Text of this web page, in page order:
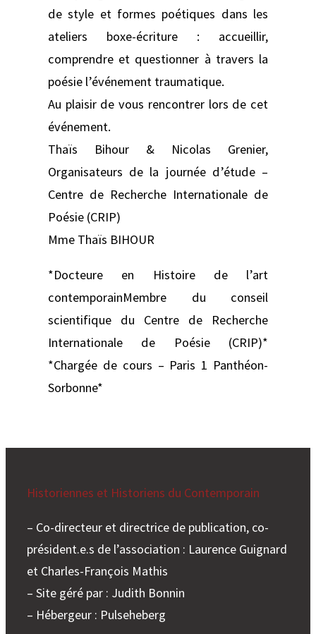
de style et formes poétiques dans les
ateliers boxe-écriture : accueillir,
comprendre et questionner à travers la
poésie l’événement traumatique.
Au plaisir de vous rencontrer lors de cet
événement.
Thaïs Bihour & Nicolas Grenier,
Organisateurs de la journée d’étude –
Centre de Recherche Internationale de
Poésie (CRIP)
Mme Thaïs BIHOUR
*Docteure en Histoire de l’art
contemporainMembre du conseil
scientifique du Centre de Recherche
Internationale de Poésie (CRIP)*
*Chargée de cours – Paris 1 Panthéon-
Sorbonne*
Historiennes et Historiens du Contemporain
– Co-directeur et directrice de publication, co-
président.e.s de l’association : Laurence Guignard
et Charles-François Mathis
– Site géré par : Judith Bonnin
– Hébergeur : Pulseheberg